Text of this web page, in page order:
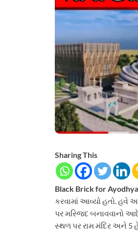
Sharing This
Black Brick for
કરવામાં આવ્યો હતો. હવે
પર મસ્જિદ બનાવવાનો
સ્થળ પર રામ મંદિર અને